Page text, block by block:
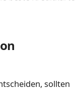
sollten